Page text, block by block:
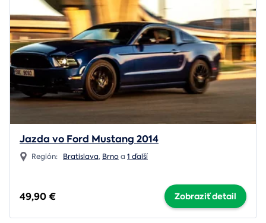
Jazda vo Ford Mustang 2014
Región: Bratislava, Brnoa 1 ďalší
49,90 € Zobraziť detail